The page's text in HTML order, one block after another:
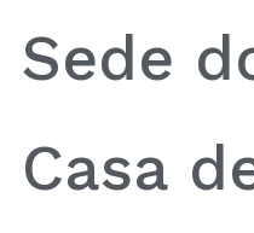
Sede
Casa